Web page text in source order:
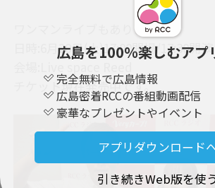
広島を100％楽しむアプ
完全無料で広島情報
広島密着RCCの番組動画配信
豪華なプレゼントやイベント
アプリダウンロード
引き続きWeb版を使
ワンマンライブもあります！
日時:6月20日(土)17:00開場/17:30開演
チケット現在発売中です。